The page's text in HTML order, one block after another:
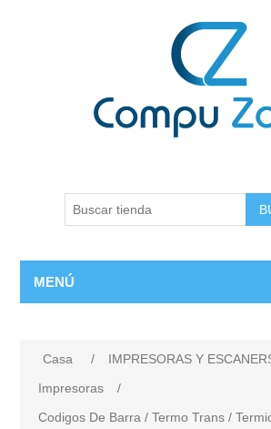
MENÚ
Casa / IMPRESORAS Y
Impresoras
/
Codigos De Barra / Termo Trans /